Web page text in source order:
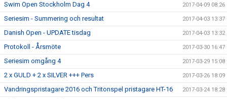
Swim Open Stockholm Dag 4 2017-04-09 08:26
Seriesim - Summering och resultat 2017-04-03 13:37
Danish Open - UPDATE tisdag 2017-04-03 13:32
Protokoll - Årsmöte 2017-03-30 16:47
Seriesim omgång 4 2017-03-29 15:08
2 x GULD + 2 x SILVER +++ Pers 2017-03-26 18:09
Vandringspristagare 2016 och Tritonspel pristagare HT-16 2017-03-24 18:28